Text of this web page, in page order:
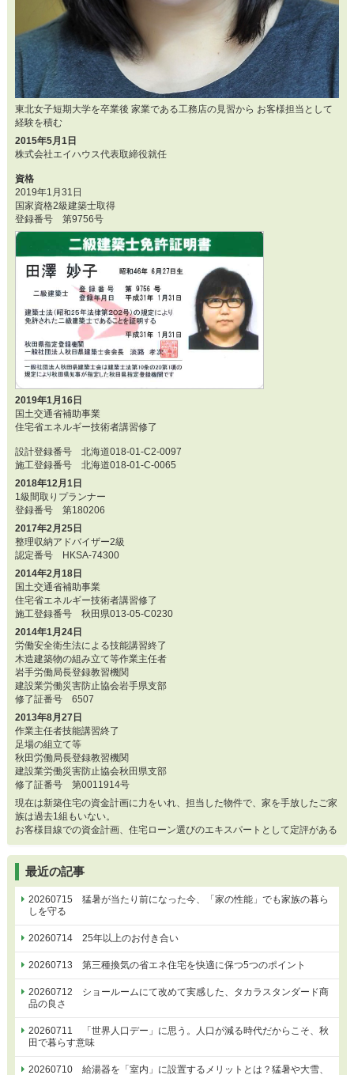
東北女子短期大学を卒業後 家業である工務店の見習から お客様担当として
経験を積む
2015年5月1日
株式会社エイハウス代表取締役就任
資格
2019年1月31日
国家資格2級建築士取得
登録番号 第9756号
2019年1月16日
国土交通省補助事業
住宅省エネルギー技術者講習修了
設計登録番号 北海道018-01-C2-0097
施工登録番号 北海道018-01-C-0065
2018年12月1日
1級間取りプランナー
登録番号 第180206
2017年2月25日
整理収納アドバイザー2級
認定番号 HKSA-74300
2014年2月18日
国土交通省補助事業
住宅省エネルギー技術者講習修了
施工登録番号 秋田県013-05-C0230
2014年1月24日
労働安全衛生法による技能講習終了
木造建築物の組み立て等作業主任者
岩手労働局長登録教習機関
建設業労働災害防止協会岩手県支部
修了証番号 6507
2013年8月27日
作業主任者技能講習終了
足場の組立て等
秋田労働局長登録教習機関
建設業労働災害防止協会秋田県支部
修了証番号 第0011914号
現在は新築住宅の資金計画に力をいれ、担当した物件で、家を手放したご家
族は過去1組もいない。
お客様目線での資金計画、住宅ローン選びのエキスパートとして定評がある
最近の記事
20260715 猛暑が当たり前になった今、「家の性能」でも家族の暮ら
しを守る
20260714 25年以上のお付き合い
20260713 第三種換気の省エネ住宅を快適に保つ5つのポイント
20260712 ショールームにて改めて実感した、タカラスタンダード商
品の良さ
20260711 「世界人口デー」に思う。人口が減る時代だからこそ、秋
田で暮らす意味
20260710 給湯器を「室内」に設置するメリットとは？猛暑や大雪、